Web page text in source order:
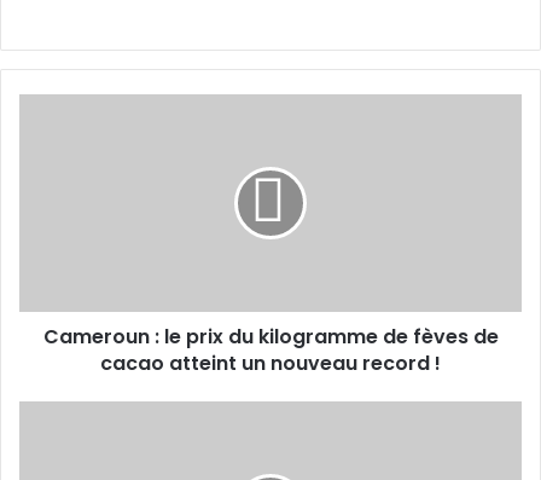
cacao
atteint
Cameroun : le prix du kilogramme de fèves de
cacao atteint un nouveau record !